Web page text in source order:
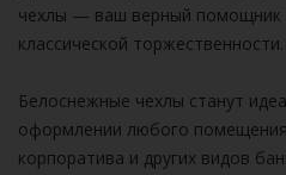
чехлы — ваш верный помощник
классической торжественности.
Белоснежные чехлы станут
оформлении любого
корпоратива и других видов